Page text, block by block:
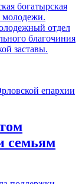
богатырская
молодежи.
отдел
благочиния
заставы.
семьям